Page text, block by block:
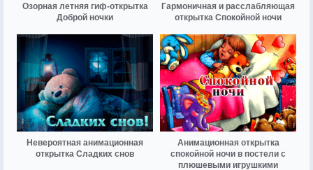
Озорная летняя гиф-открытка
Доброй ночки
Гармоничная и расслабляющая
открытка Спокойной ночи
Невероятная анимационная
открытка Сладких снов
Анимационная открытка
спокойной ночи в постели с
плюшевыми игрушкими